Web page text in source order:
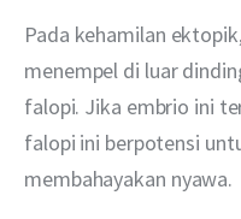
Pada kehamilan
menempel di luar
falopi. Jika embrio ini
falopi ini berpotensi
membahayakan nyawa.